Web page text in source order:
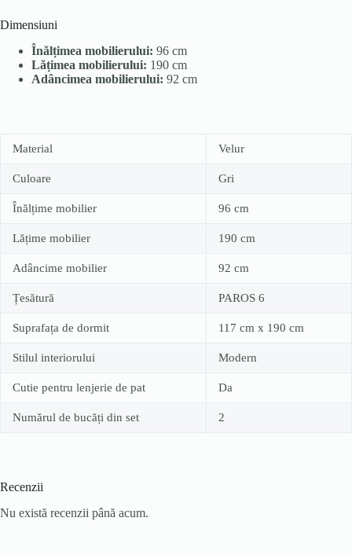
Dimensiuni
Înălțimea mobilierului: 96 cm
Lățimea mobilierului: 190 cm
Adâncimea mobilierului: 92 cm
Material Velur
Culoare Gri
Înălțime mobilier 96 cm
Lățime mobilier 190 cm
Adâncime mobilier 92 cm
Țesătură PAROS 6
Suprafața de dormit 117 cm x 190 cm
Stilul interiorului Modern
Cutie pentru lenjerie de pat Da
Numărul de bucăți din set 2
Recenzii
Nu există recenzii până acum.